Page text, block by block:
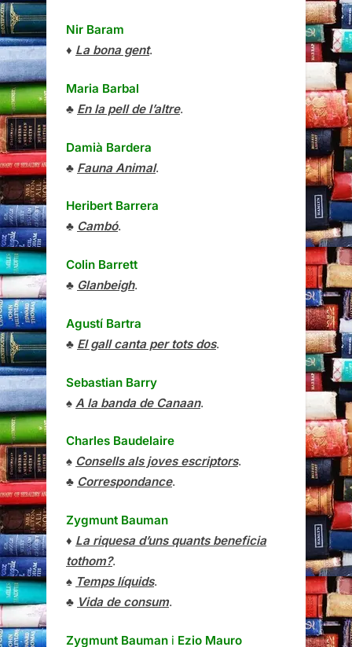
Nir Baram
♦ La bona gent.
Maria Barbal
♣ En la pell de l’altre.
Damià Bardera
♣ Fauna Animal.
Heribert Barrera
♣ Cambó.
Colin Barrett
♣ Glanbeigh.
Agustí Bartra
♣ El gall canta per tots dos.
Sebastian Barry
♠ A la banda de Canaan.
Charles Baudelaire
♠ Consells als joves escriptors.
♣ Correspondance.
Zygmunt Bauman
♦ La riquesa d’uns quants beneficia
tothom?.
♠ Temps líquids.
♣ Vida de consum.
Zygmunt Bauman i Ezio Mauro